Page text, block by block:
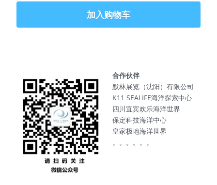
加入购物车
合作伙伴
默林展览（沈阳）有限公司
K11 SEALIFE海洋探索中心
四川宜宾欢乐海洋世界
保定科技海洋中心
皇家极地海洋世界
。。。。。。